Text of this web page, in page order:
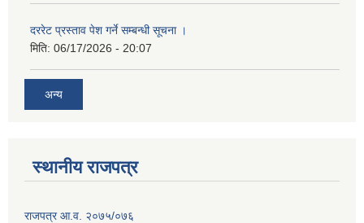
दररेट प्रस्ताव पेश गर्ने सम्बन्धी सूचना ।
मिति: 06/17/2026 - 20:07
अन्य
स्थानीय राजपत्र
राजपत्र आ.व. २०७५/०७६